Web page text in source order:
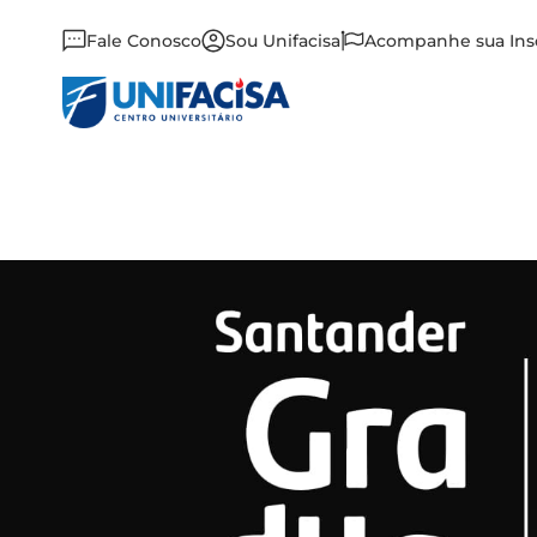
Fale Conosco Sou Unifacisa Acompanhe sua